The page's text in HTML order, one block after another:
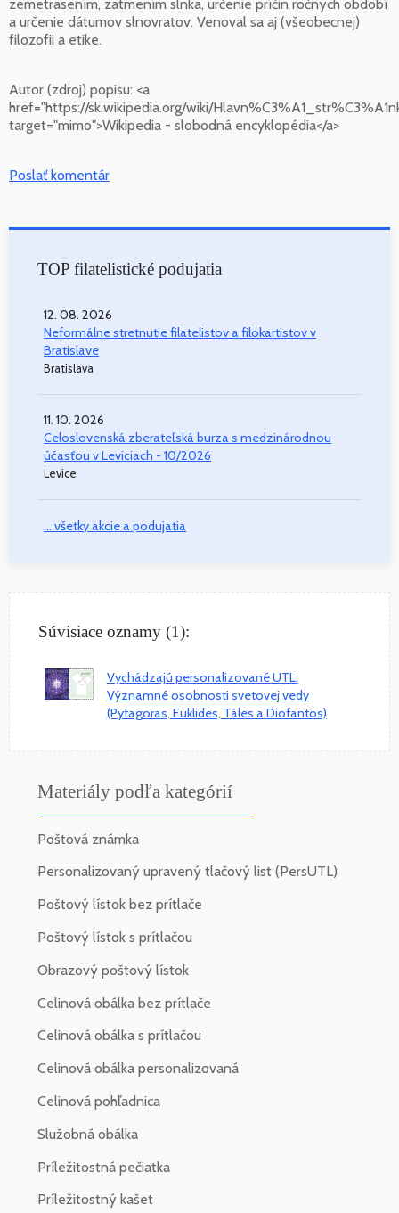
zemetrasením, zatmením slnka, určenie príčin ročných období
a určenie dátumov slnovratov. Venoval sa aj (všeobecnej)
filozofii a etike.
Autor (zdroj) popisu: <a
href="https://sk.wikipedia.org/wiki/
target="mimo">Wikipedia - slobodná encyklopédia</a>
Poslať komentár
TOP filatelistické podujatia
12. 08. 2026
Neformálne stretnutie filatelistov a filokartistov v
Bratislave
Bratislava
11. 10. 2026
Celoslovenská zberateľská burza s medzinárodnou
účasťou v Leviciach - 10/2026
Levice
... všetky akcie a podujatia
Súvisiace oznamy (1):
Vychádzajú personalizované UTL:
Významné osobnosti svetovej vedy
(Pytagoras, Euklides, Táles a Diofantos)
Materiály podľa kategórií
Poštová známka
Personalizovaný upravený tlačový list (PersUTL)
Poštový lístok bez prítlače
Poštový lístok s prítlačou
Obrazový poštový lístok
Celinová obálka bez prítlače
Celinová obálka s prítlačou
Celinová obálka personalizovaná
Celinová pohľadnica
Služobná obálka
Príležitostná pečiatka
Príležitostný kašet